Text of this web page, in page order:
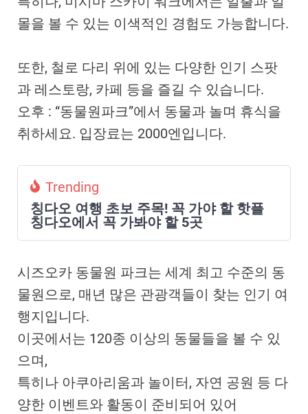
몰을 볼 수 있는 이색적인 경험도 가능합니다.
또한, 철로 다리 위에 있는 다양한 인기 스팟
과 레스토랑, 카페 등을 즐길 수 있습니다.
오후 : “동물원파크”에서 동물과 놀며 휴식을
취하세요. 입장료는 2000엔입니다.
Trending
칭다오 여행 초보 주목! 꼭 가야 할 핫플
칭다오에서 꼭 가봐야 할 5곳
시즈오카 동물원 파크는 세계 최고 수준의 동
물원으로, 매년 많은 관광객들이 찾는 인기 여
행지입니다.
이곳에서는 120종 이상의 동물들을 볼 수 있
으며,
특히나 아쿠아리움과 놀이터, 자연 공원 등 다
양한 이벤트와 활동이 준비되어 있어